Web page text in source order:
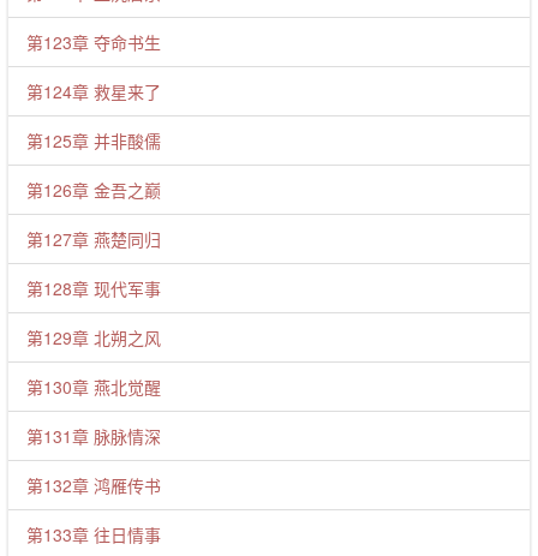
第123章 夺命书生
第124章 救星来了
第125章 并非酸儒
第126章 金吾之巅
第127章 燕楚同归
第128章 现代军事
第129章 北朔之风
第130章 燕北觉醒
第131章 脉脉情深
第132章 鸿雁传书
第133章 往日情事